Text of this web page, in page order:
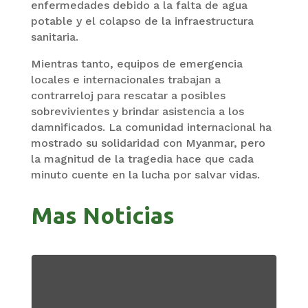
enfermedades debido a la falta de agua
potable y el colapso de la infraestructura
sanitaria.
Mientras tanto, equipos de emergencia
locales e internacionales trabajan a
contrarreloj para rescatar a posibles
sobrevivientes y brindar asistencia a los
damnificados. La comunidad internacional ha
mostrado su solidaridad con Myanmar, pero
la magnitud de la tragedia hace que cada
minuto cuente en la lucha por salvar vidas.
Mas Noticias